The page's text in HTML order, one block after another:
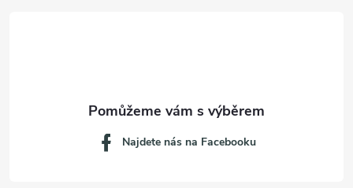
Najdete nás na Facebooku